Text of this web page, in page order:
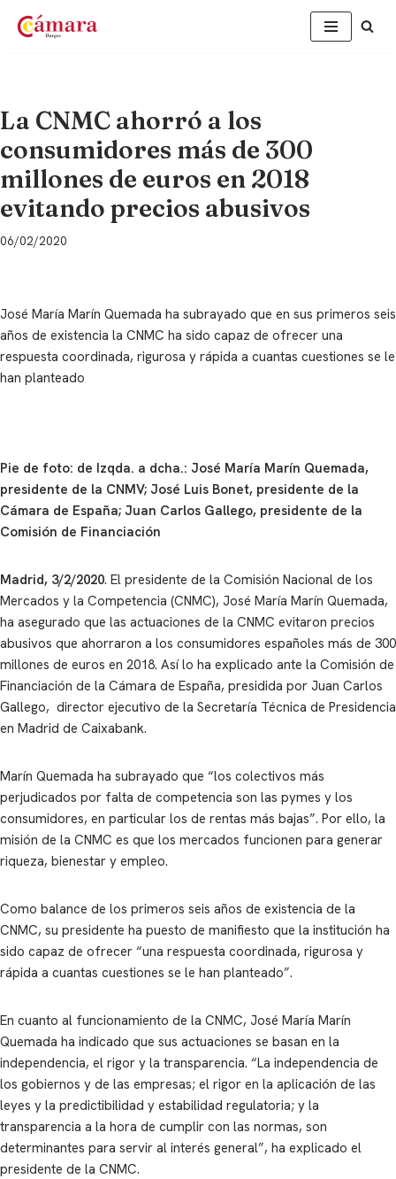
La CNMC ahorró a los
consumidores más de 300
millones de euros en 2018
evitando precios abusivos
06/02/2020
José María Marín Quemada ha subrayado que en sus primeros seis
años de existencia la CNMC ha sido capaz de ofrecer una
respuesta coordinada, rigurosa y rápida a cuantas cuestiones se le
han planteado
Pie de foto: de Izqda. a dcha.: José María Marín Quemada,
presidente de la CNMV; José Luis Bonet, presidente de la
Cámara de España; Juan Carlos Gallego, presidente de la
Comisión de Financiación
Madrid, 3/2/2020. El presidente de la Comisión Nacional de los
Mercados y la Competencia (CNMC), José María Marín Quemada,
ha asegurado que las actuaciones de la CNMC evitaron precios
abusivos que ahorraron a los consumidores españoles más de 300
millones de euros en 2018. Así lo ha explicado ante la Comisión de
Financiación de la Cámara de España, presidida por Juan Carlos
Gallego, director ejecutivo de la Secretaría Técnica de Presidencia
en Madrid de Caixabank.
Marín Quemada ha subrayado que “los colectivos más
perjudicados por falta de competencia son las pymes y los
consumidores, en particular los de rentas más bajas”. Por ello, la
misión de la CNMC es que los mercados funcionen para generar
riqueza, bienestar y empleo.
Como balance de los primeros seis años de existencia de la
CNMC, su presidente ha puesto de manifiesto que la institución ha
sido capaz de ofrecer “una respuesta coordinada, rigurosa y
rápida a cuantas cuestiones se le han planteado”.
En cuanto al funcionamiento de la CNMC, José María Marín
Quemada ha indicado que sus actuaciones se basan en la
independencia, el rigor y la transparencia. “La independencia de
los gobiernos y de las empresas; el rigor en la aplicación de las
leyes y la predictibilidad y estabilidad regulatoria; y la
transparencia a la hora de cumplir con las normas, son
determinantes para servir al interés general”, ha explicado el
presidente de la CNMC.